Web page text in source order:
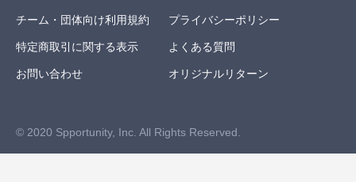
チーム・団体向け利用規約 プライバシーポリシー
特定商取引に関する表示 よくある質問
お問い合わせ オリジナルリターン
© 2020 Spportunity, Inc. All Rights Reserved.